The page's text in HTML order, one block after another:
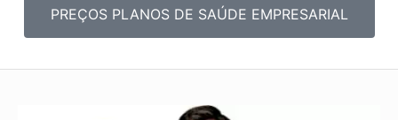
PREÇOS PLANOS DE SAÚDE EMPRESARIAL